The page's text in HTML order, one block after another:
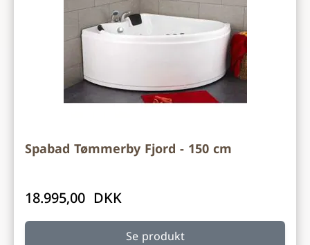
Spabad Tømmerby Fjord - 150 cm
18.995,00 DKK
Se produkt